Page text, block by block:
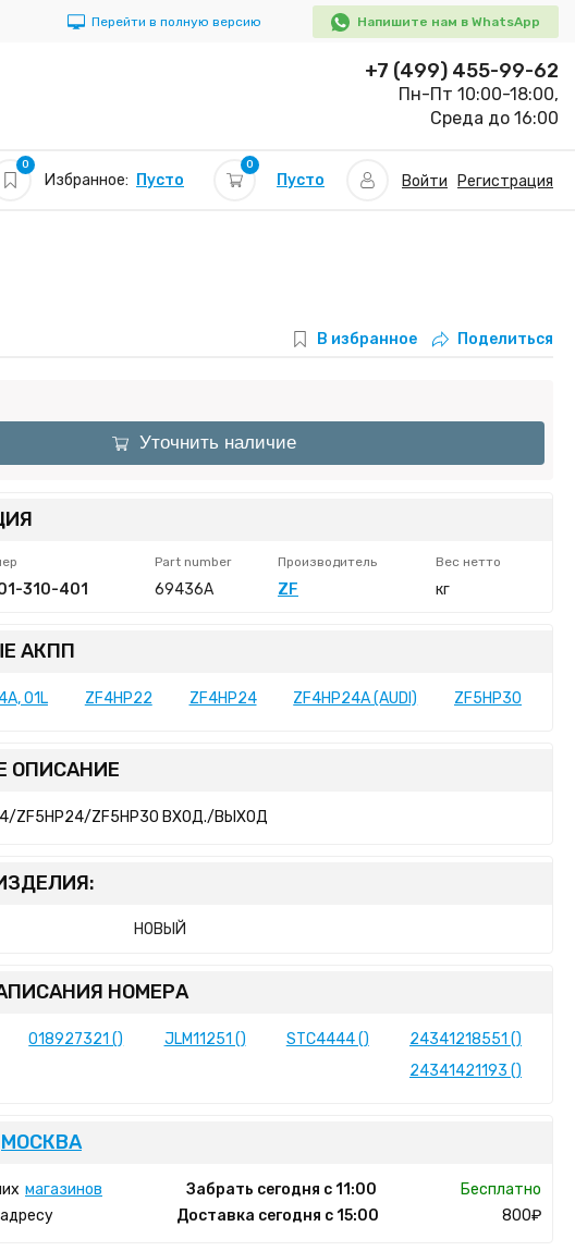
Перейти в полную версию Напишите нам в WhatsApp
+7 (499) 455-99-62
Пн-Пт 10:00-18:00,
Среда до 16:00
0
Избранное: Пусто
0
Пусто Войти Регистрация
В избранное Поделиться
Уточнить наличие
Part number Производитель Вес нетто
310-401 69436A ZF кг
АКПП
01L ZF4HP22 ZF4HP24 ZF4HP24A (AUDI) ZF5HP30
ОПИСАНИЕ
ZF5HP24/ZF5HP30 ВХОД./ВЫХОД
НОВЫЙ
НОМЕРА
018927321 () JLM11251 () STC4444 ()
24341218551 ()
24341421193 ()
МОСКВА
магазинов Забрать сегодня с 11:00
Бесплатно
Доставка сегодня с 15:00 800₽